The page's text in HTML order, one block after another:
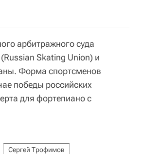
арбитражного суда
Skating Union) и
Форма спортсменов
победы российских
для фортепиано с
Сергей Трофимов